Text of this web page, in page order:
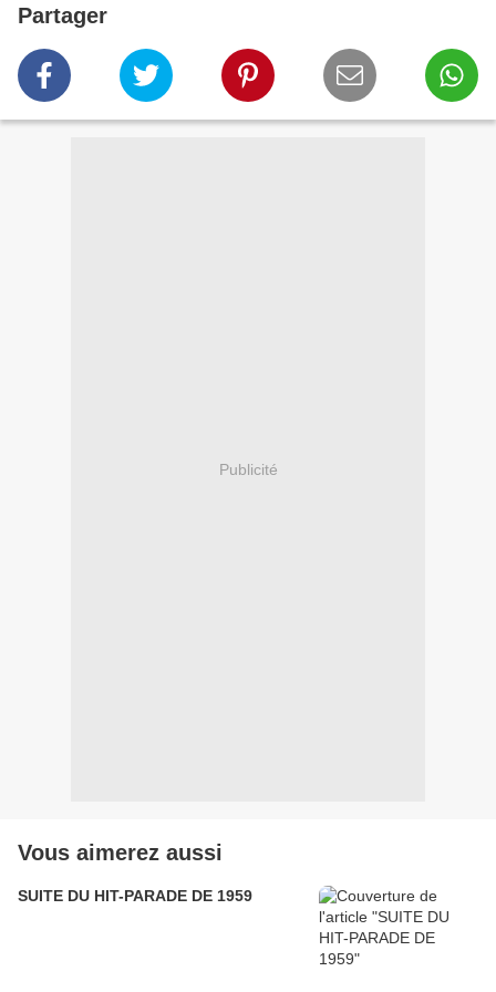
Partager
Publicité
Vous aimerez aussi
SUITE DU HIT-PARADE DE 1959